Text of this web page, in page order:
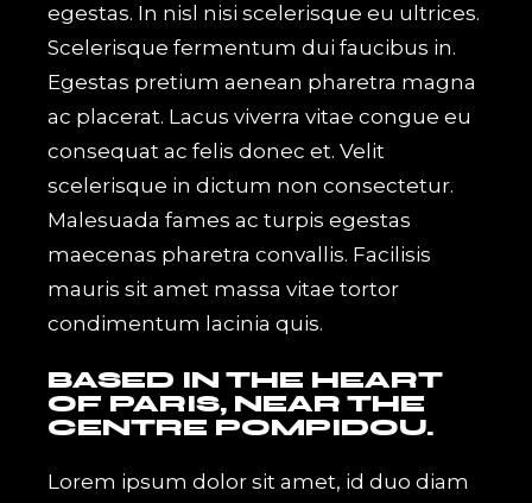
egestas. In nisl nisi scelerisque eu ultrices.
Scelerisque fermentum dui faucibus in.
Egestas pretium aenean pharetra magna
ac placerat. Lacus viverra vitae congue eu
consequat ac felis donec et. Velit
scelerisque in dictum non consectetur.
Malesuada fames ac turpis egestas
maecenas pharetra convallis. Facilisis
mauris sit amet massa vitae tortor
condimentum lacinia quis.
BASED IN THE HEART
OF PARIS, NEAR THE
CENTRE POMPIDOU.
Lorem ipsum dolor sit amet, id duo diam